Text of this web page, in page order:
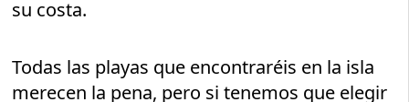
su costa.
Todas las playas que encontraréis en la isla
merecen la pena, pero si tenemos que elegir